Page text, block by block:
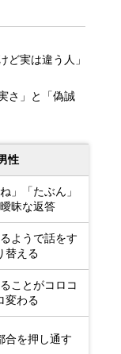
ど実は違う人」
さ」と「偽誠
性
」「たぶん」
昧な返答
ようで話をす
替える
ことがコロコ
変わる
合を押し通す